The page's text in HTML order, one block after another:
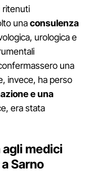
ritenuti
unaconsulenza
urologica e
una
invece, ha perso
e una
era stata
agli medici
Sarno